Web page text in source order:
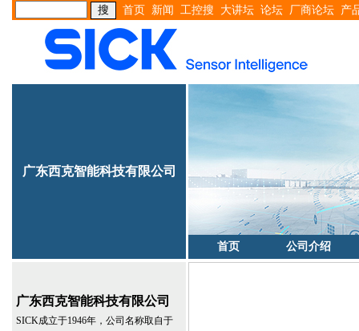
首页 新闻 工控搜 大讲坛 论坛 厂商论坛 产
广东西克智能科技有限公司
首页 公司介绍
广东西克智能科技有限公司
SICK成立于1946年，公司名称取自于